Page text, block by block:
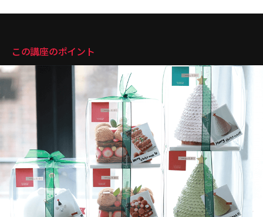
この講座のポイント